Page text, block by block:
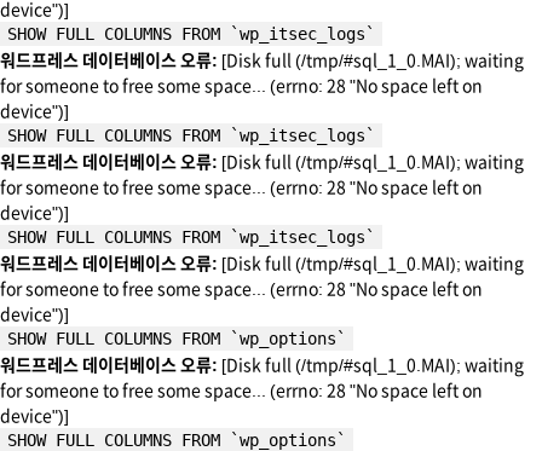
device")]
SHOW FULL COLUMNS FROM `wp_itsec_logs`
워드프레스 데이터베이스 오류: [Disk full (/tmp/#sql_1_0.MAI); waiting
for someone to free some space... (errno: 28 "No space left on
device")]
SHOW FULL COLUMNS FROM `wp_itsec_logs`
워드프레스 데이터베이스 오류: [Disk full (/tmp/#sql_1_0.MAI); waiting
for someone to free some space... (errno: 28 "No space left on
device")]
SHOW FULL COLUMNS FROM `wp_itsec_logs`
워드프레스 데이터베이스 오류: [Disk full (/tmp/#sql_1_0.MAI); waiting
for someone to free some space... (errno: 28 "No space left on
device")]
SHOW FULL COLUMNS FROM `wp_options`
워드프레스 데이터베이스 오류: [Disk full (/tmp/#sql_1_0.MAI); waiting
for someone to free some space... (errno: 28 "No space left on
device")]
SHOW FULL COLUMNS FROM `wp_options`